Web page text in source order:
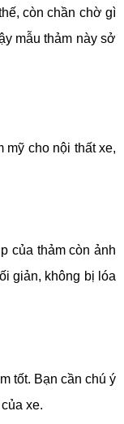
còn chần chờ gì
mẫu thảm này sở
cho nội thất xe,
của thảm còn ảnh
giản, không bị lóa
tốt. Bạn cần chú ý
xe.